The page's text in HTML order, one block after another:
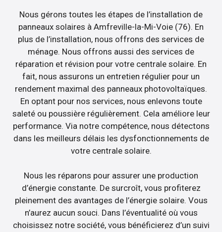
Nous gérons toutes les étapes de l’installation de
panneaux solaires à Amfreville-la-Mi-Voie (76). En
plus de l’installation, nous offrons des services de
ménage. Nous offrons aussi des services de
réparation et révision pour votre centrale solaire. En
fait, nous assurons un entretien régulier pour un
rendement maximal des panneaux photovoltaïques.
En optant pour nos services, nous enlevons toute
saleté ou poussière régulièrement. Cela améliore leur
performance. Via notre compétence, nous détectons
dans les meilleurs délais les dysfonctionnements de
votre centrale solaire.
Nous les réparons pour assurer une production
d’énergie constante. De surcroît, vous profiterez
pleinement des avantages de l’énergie solaire. Vous
n’aurez aucun souci. Dans l’éventualité où vous
choisissez notre société, vous bénéficierez d’un suivi